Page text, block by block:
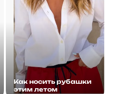
Как носить рубашки
этим летом